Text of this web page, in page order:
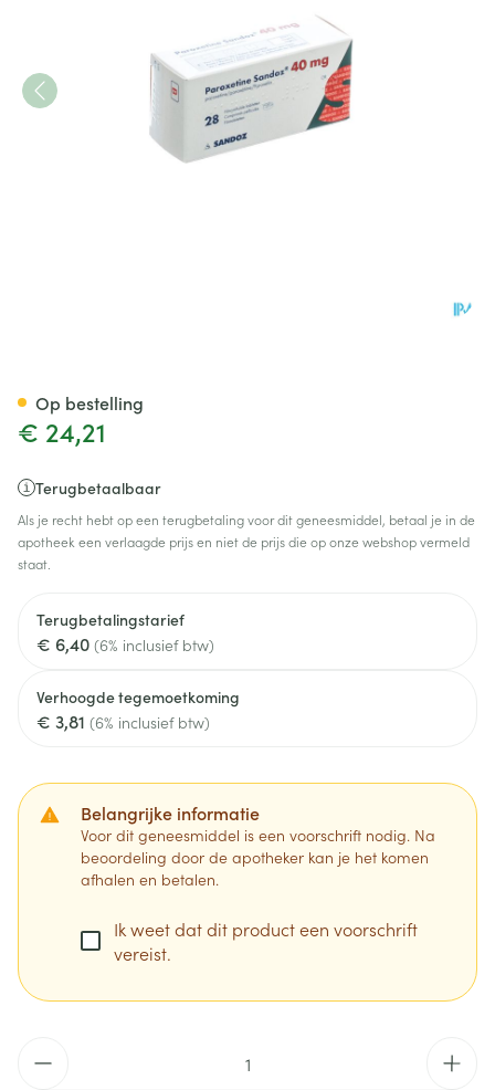
€ 24,21
Terugbetaalbaar
Als je recht hebt op een terugbetaling voor dit geneesmiddel, betaal je in de
apotheek een verlaagde prijs en niet de prijs die op onze webshop vermeld
staat.
Terugbetalingstarief
€ 6,40 (6% inclusief btw)
Verhoogde tegemoetkoming
€ 3,81 (6% inclusief btw)
Belangrijke informatie
Voor dit geneesmiddel is een voorschrift nodig. Na
beoordeling door de apotheker kan je het komen
afhalen en betalen.
Ik weet dat dit product een voorschrift
vereist.
Op bestelling